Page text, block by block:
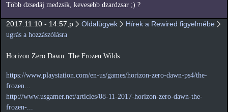
Több dzsedáj medzsik, kevesebb dzardzsar ;) ?
2017.11.10 - 14:57,p Oldalügyek Hírek a Rewired figyelmébe
ugrás a hozzászólásra
Horizon Zero Dawn: The Frozen Wilds
https://www.playstation.com/en-us/games/horizon-zero-dawn-ps4/the-
frozen...
http://www.usgamer.net/articles/08-11-2017-horizon-zero-dawn-the-
frozen-...